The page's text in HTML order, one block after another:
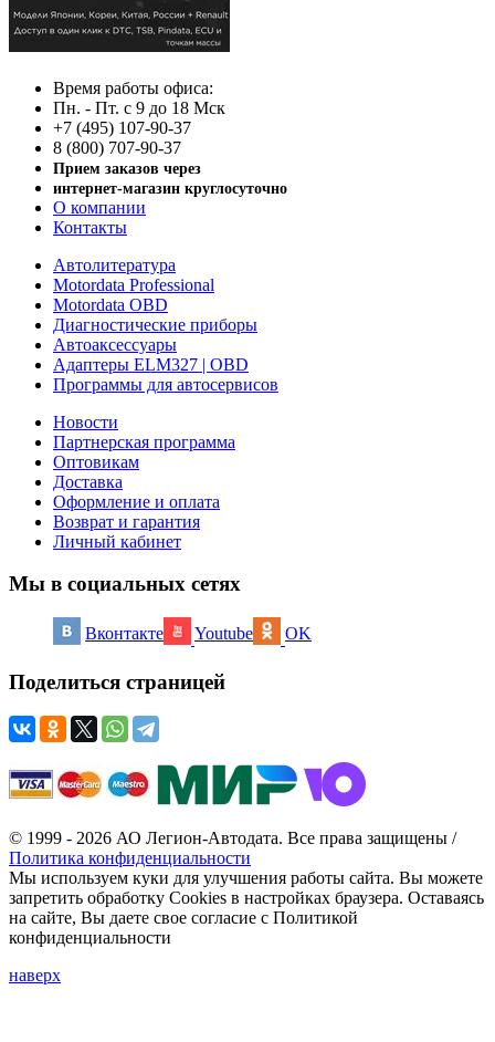
Время работы офиса:
Пн. - Пт. с 9 до 18 Мск
+7 (495) 107-90-37
8 (800) 707-90-37
Прием заказов через
интернет-магазин круглосуточно
О компании
Контакты
Автолитература
Motordata Professional
Motordata OBD
Диагностические приборы
Автоаксессуары
Адаптеры ELM327 | OBD
Программы для автосервисов
Новости
Партнерская программа
Оптовикам
Доставка
Оформление и оплата
Возврат и гарантия
Личный кабинет
Мы в социальных сетях
Вконтакте Youtube OK
Поделиться страницей
© 1999 - 2026 АО Легион-Автодата. Все права защищены /
Политика конфиденциальности
Мы используем куки для улучшения работы сайта. Вы можете
запретить обработку Cookies в настройках браузера. Оставаясь
на сайте, Вы даете свое согласие с Политикой
конфиденциальности
наверх